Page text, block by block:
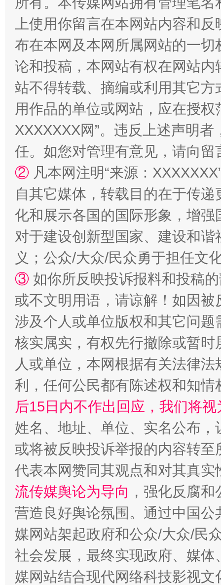
漫山遍野的桃花与雪山、麦地、白藏房 除
招工难、用工荒背后
网上购药对药下症？
这是一记警钟！ 谢
上使用你留言在本网站内容和
布在本网及本网所属网站的一
论和投稿，本网站有权在网站
站不得转载、摘编或利用其它
用作品的单位或网站，应在授
XXXXXXX网”。违反上述声明
任。如您对管理有意见，请向
② 凡本网注明“来源：
自其它媒体，转载目的在于传
化和展示各国的国际形象，增
对于建设创新型国家、建设和
义；公众/大众/民众勇于担任文
③ 如你所反映投诉报料和投稿
或不文明用语，请谅解！如因
涉及个人或单位版权和其它问题
核实属实，有权先行撤除或暂
人或单位，本网根据有关法律
利，任何公民都有陈述权和知情
后15日内不作出回应，我们将
姓名、地址、单位、实名公布
或将被反映投诉举报的内容转
代表本网赞同其观点和对其真实
流传媒舆论为导向 ，强化反腐
营造良好舆论氛围。通过中国
媒网站架起政府和公众/大众/民
社会发展，最终实现政府、媒
媒网站结合现代网络科技影视